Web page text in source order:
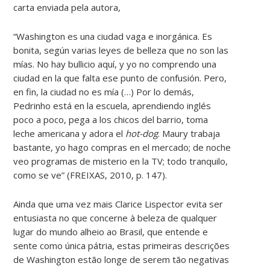
carta enviada pela autora,
“Washington es una ciudad vaga e inorgánica. Es
bonita, según varias leyes de belleza que no son las
mías. No hay bullicio aquí, y yo no comprendo una
ciudad en la que falta ese punto de confusión. Pero,
en fin, la ciudad no es mía (…) Por lo demás,
Pedrinho está en la escuela, aprendiendo inglés
poco a poco, pega a los chicos del barrio, toma
leche americana y adora el hot-dog. Maury trabaja
bastante, yo hago compras en el mercado; de noche
veo programas de misterio en la TV; todo tranquilo,
como se ve” (FREIXAS, 2010, p. 147).
Ainda que uma vez mais Clarice Lispector evita ser
entusiasta no que concerne à beleza de qualquer
lugar do mundo alheio ao Brasil, que entende e
sente como única pátria, estas primeiras descrições
de Washington estão longe de serem tão negativas